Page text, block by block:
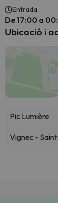
Entrada
De 17:00 a
Ubicació i
Pic Lumière
Vignec -